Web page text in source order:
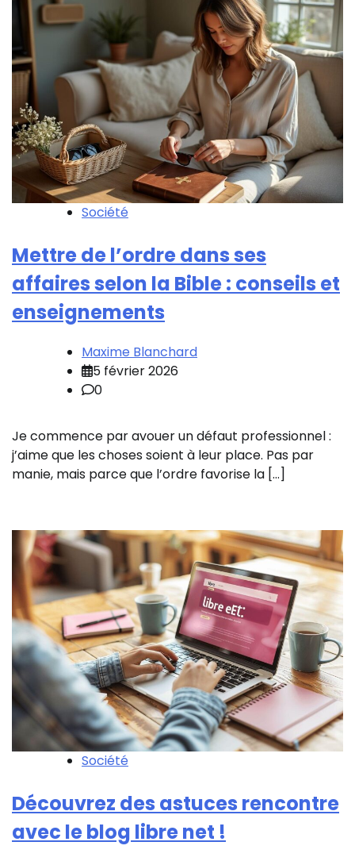
Société
Mettre de l’ordre dans ses
affaires selon la Bible : conseils et
enseignements
Maxime Blanchard
5 février 2026
0
Je commence par avouer un défaut professionnel :
j’aime que les choses soient à leur place. Pas par
manie, mais parce que l’ordre favorise la […]
Société
Découvrez des astuces rencontre
avec le blog libre net !